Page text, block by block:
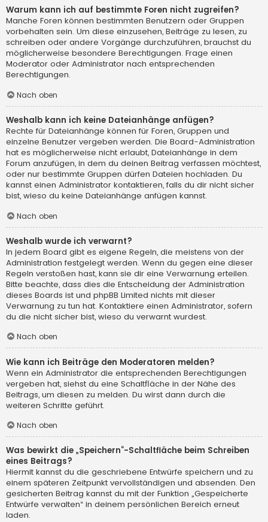
Warum kann ich auf bestimmte Foren nicht zugreifen?
Manche Foren können bestimmten Benutzern oder Gruppen
vorbehalten sein. Um diese einzusehen, Beiträge zu lesen, zu
schreiben oder andere Vorgänge durchzuführen, brauchst du
möglicherweise besondere Berechtigungen. Frage einen
Moderator oder Administrator nach entsprechenden
Berechtigungen.
Nach oben
Weshalb kann ich keine Dateianhänge anfügen?
Rechte für Dateianhänge können für Foren, Gruppen und
einzelne Benutzer vergeben werden. Die Board-Administration
hat es möglicherweise nicht erlaubt, Dateianhänge in dem
Forum anzufügen, in dem du deinen Beitrag verfassen möchtest,
oder nur bestimmte Gruppen dürfen Dateien hochladen. Du
kannst einen Administrator kontaktieren, falls du dir nicht sicher
bist, wieso du keine Dateianhänge anfügen kannst.
Nach oben
Weshalb wurde ich verwarnt?
In jedem Board gibt es eigene Regeln, die meistens von der
Administration festgelegt werden. Wenn du gegen eine dieser
Regeln verstoßen hast, kann sie dir eine Verwarnung erteilen.
Bitte beachte, dass dies die Entscheidung der Administration
dieses Boards ist und phpBB Limited nichts mit dieser
Verwarnung zu tun hat. Kontaktiere einen Administrator, sofern
du die nicht sicher bist, wieso du verwarnt wurdest.
Nach oben
Wie kann ich Beiträge den Moderatoren melden?
Wenn ein Administrator die entsprechenden Berechtigungen
vergeben hat, siehst du eine Schaltfläche in der Nähe des
Beitrags, um diesen zu melden. Du wirst dann durch die
weiteren Schritte geführt.
Nach oben
Was bewirkt die „Speichern“-Schaltfläche beim Schreiben
eines Beitrags?
Hiermit kannst du die geschriebene Entwürfe speichern und zu
einem späteren Zeitpunkt vervollständigen und absenden. Den
gesicherten Beitrag kannst du mit der Funktion „Gespeicherte
Entwürfe verwalten“ in deinem persönlichen Bereich erneut
laden.